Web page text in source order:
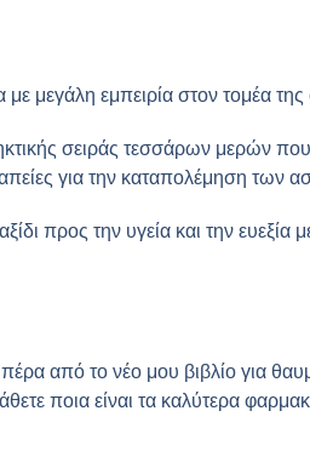
μεγάλη εμπειρία στον τομέα της
σειράς τεσσάρων μερών
για την καταπολέμηση
προς την υγεία και την ευεξία
από το νέο μου βιβλίο για
ποια είναι τα καλύτερα